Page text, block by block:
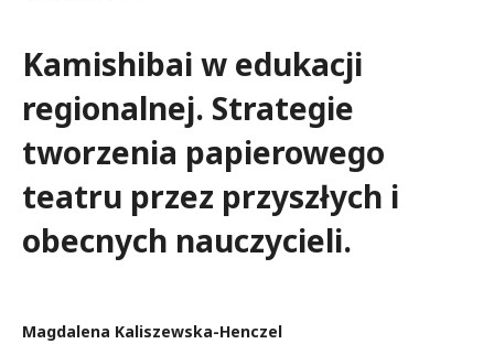
Kamishibai w edukacji
regionalnej. Strategie
tworzenia papierowego
teatru przez przyszłych i
obecnych nauczycieli.
Magdalena Kaliszewska-Henczel